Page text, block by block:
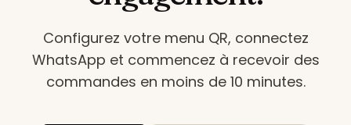
Configurez votre menu QR, connectez
WhatsApp et commencez à recevoir des
commandes en moins de 10 minutes.